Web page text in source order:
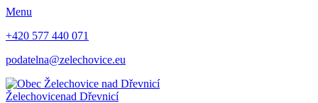
Menu
+420 577 440 071
podatelna@zelechovice.eu
Želechovicenad Dřevnicí